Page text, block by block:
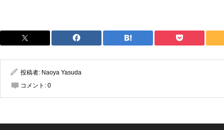
投稿者: Naoya Yasuda
コメント: 0